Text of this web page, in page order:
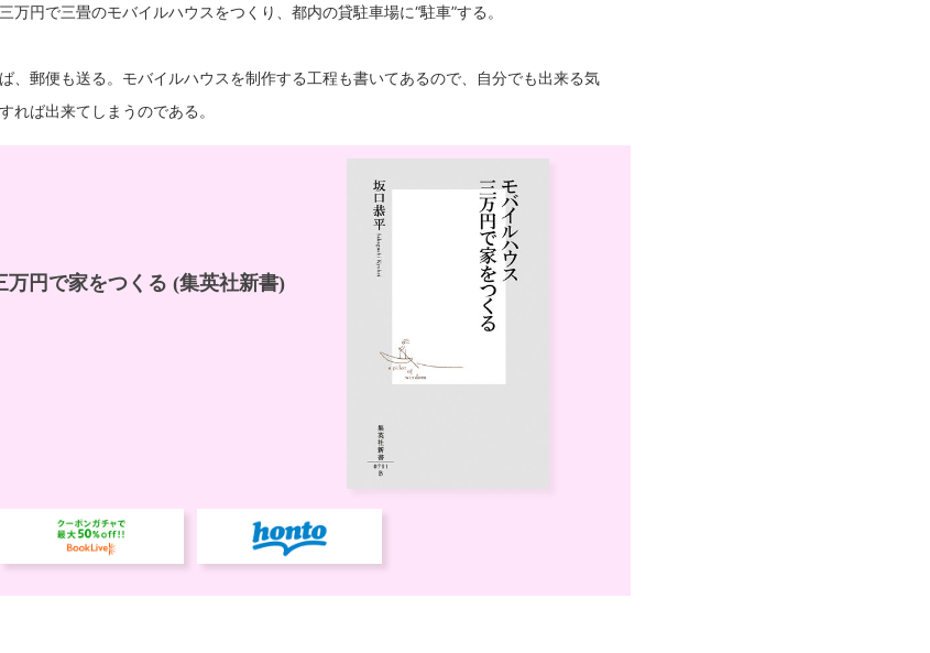
万円で三畳のモバイルハウスをつくり、都内の貸駐車場に“駐車”する。
、郵便も送る。モバイルハウスを制作する工程も書いてあるので、自分でも出来る気
れば出来てしまうのである。